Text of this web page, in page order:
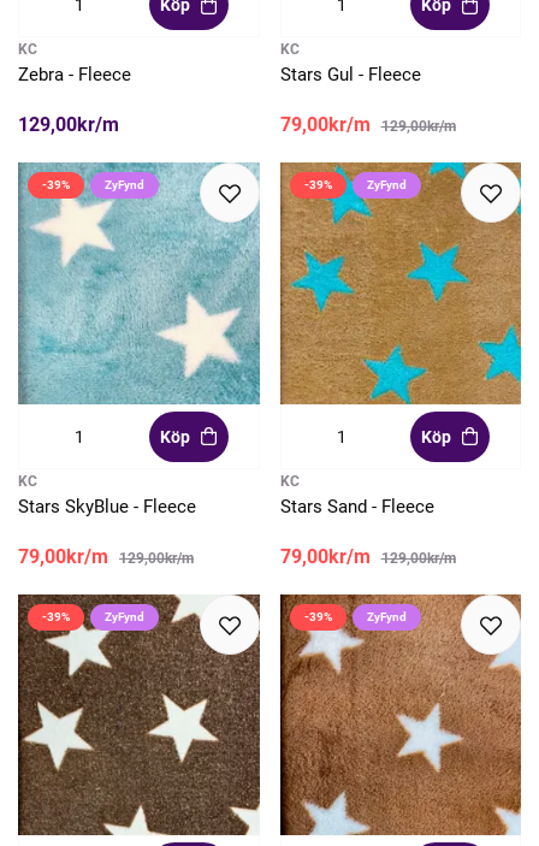
Köp
KC
Zebra - Fleece
129,00kr/m
Köp
KC
Stars Gul - Fleece
79,00kr/m 129,00kr/m
-39% ZyFynd
Köp
KC
Stars SkyBlue - Fleece
79,00kr/m 129,00kr/m
-39% ZyFynd
Köp
KC
Stars Sand - Fleece
79,00kr/m 129,00kr/m
-39% ZyFynd -39% ZyFynd